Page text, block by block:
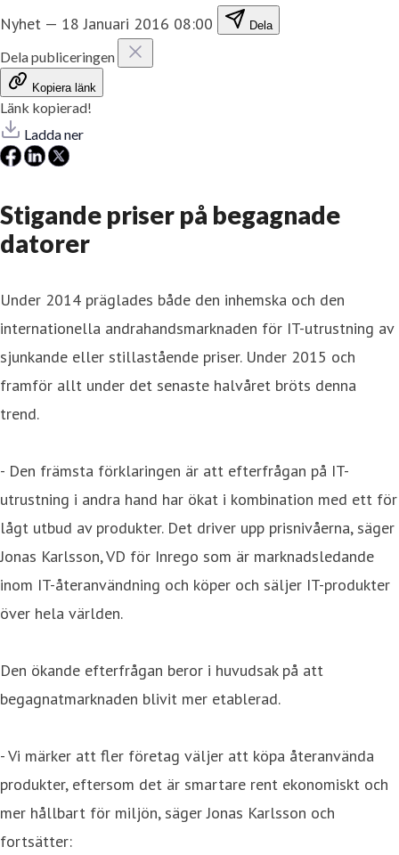
Nyhet — 18 Januari 2016 08:00 Dela
Dela publiceringen
Kopiera länk
Länk kopierad!
Ladda ner
Stigande priser på begagnade
datorer
Under 2014 präglades både den inhemska och den
internationella andrahandsmarknaden för IT-utrustning av
sjunkande eller stillastående priser. Under 2015 och
framför allt under det senaste halvåret bröts denna
trend.
- Den främsta förklaringen är att efterfrågan på IT-
utrustning i andra hand har ökat i kombination med ett för
lågt utbud av produkter. Det driver upp prisnivåerna, säger
Jonas Karlsson, VD för Inrego som är marknadsledande
inom IT-återanvändning och köper och säljer IT-produkter
över hela världen.
Den ökande efterfrågan beror i huvudsak på att
begagnatmarknaden blivit mer etablerad.
- Vi märker att fler företag väljer att köpa återanvända
produkter, eftersom det är smartare rent ekonomiskt och
mer hållbart för miljön, säger Jonas Karlsson och
fortsätter: